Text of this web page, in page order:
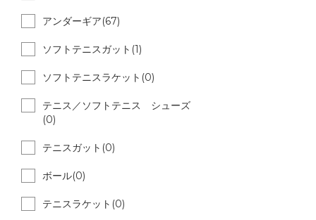
アンダーギア(67)
ソフトテニスガット(1)
ソフトテニスラケット(0)
テニス／ソフトテニス シューズ
(0)
テニスガット(0)
ボール(0)
テニスラケット(0)